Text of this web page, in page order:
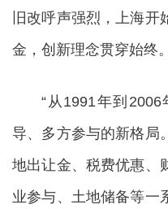
旧改呼声强烈，上海
金，创新理念贯穿始终。
“从1991年到2006
导、多方参与的新格局
地出让金、税费优惠、
业参与、土地储备等一